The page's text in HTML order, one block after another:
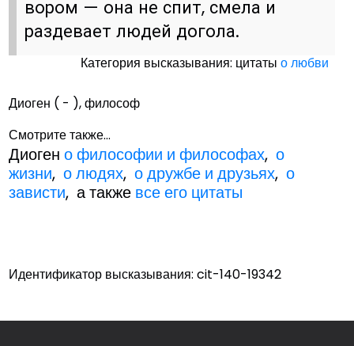
вором — она не спит, смела и
раздевает людей догола.
Категория высказывания: цитатыо любви
Диоген ( - ), философ
Смотрите также...
Диогено философии и философах,о
жизни,о людях,о дружбе и друзьях,о
зависти, а также все его цитаты
Идентификатор высказывания: cit-140-19342